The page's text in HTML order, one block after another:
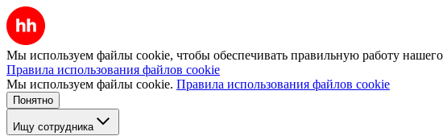
Мы используем файлы cookie, чтобы обеспечивать правильную работу нашего
Правила использования файлов cookie
Мы используем файлы cookie. Правила использования файлов cookie
Понятно
Ищу сотрудника